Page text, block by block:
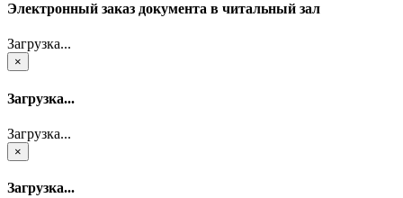
Электронный заказ документа в читальный зал
Загрузка...
×
Загрузка...
Загрузка...
×
Загрузка...